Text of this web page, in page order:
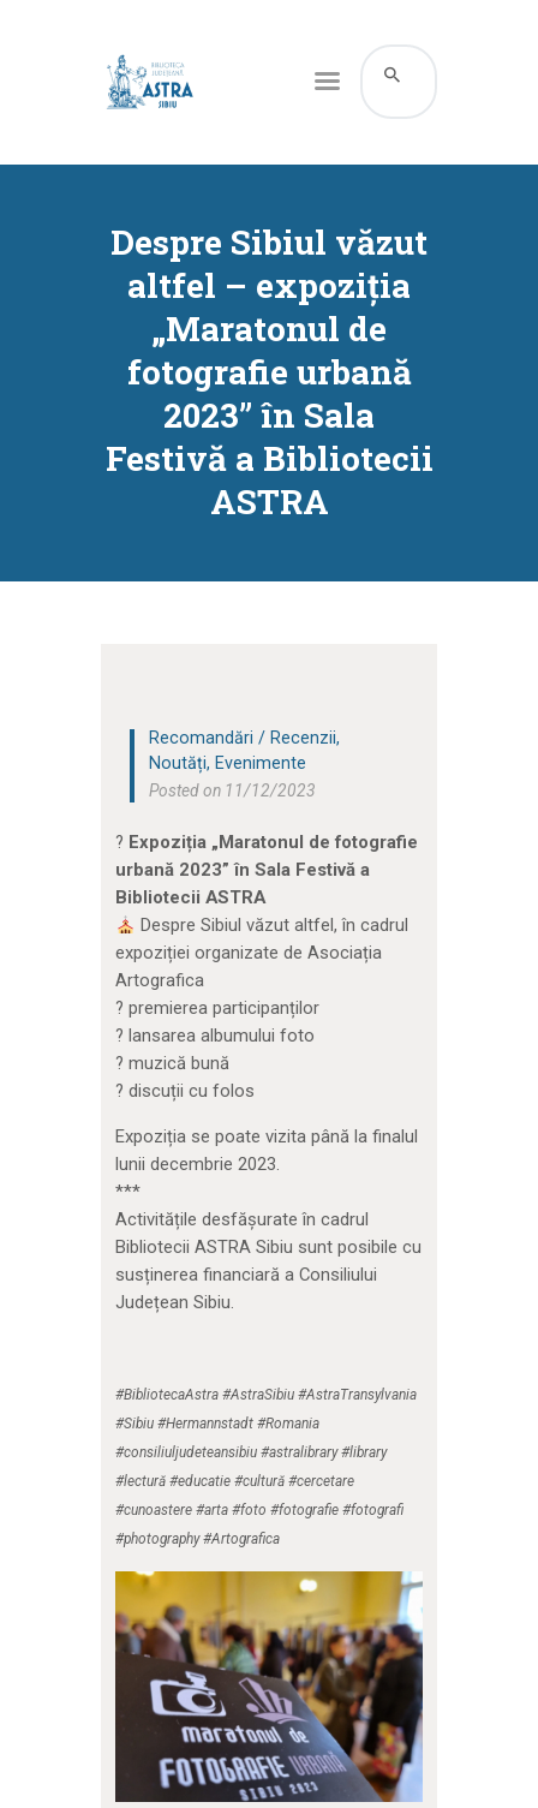
Despre Sibiul văzut
altfel – expoziția
„Maratonul de
fotografie urbană
2023” în Sala
Festivă a Bibliotecii
ASTRA
CATALOG ONLINE
RESURSE
SERVICII
INFORMAȚII UTILE
BLOG
CONTACT
CONTUL MEU
Recomandări / Recenzii,
Noutăți, Evenimente
Posted on 11/12/2023
? Expoziția „Maratonul de fotografie
urbană 2023” în Sala Festivă a
Bibliotecii ASTRA
Despre Sibiul văzut altfel, în cadrul
expoziției organizate de Asociația
Artografica
? premierea participanților
? lansarea albumului foto
? muzică bună
?️ discuții cu folos
Expoziția se poate vizita până la finalul
lunii decembrie 2023.
***
Activitățile desfășurate în cadrul
Bibliotecii ASTRA Sibiu sunt posibile cu
susținerea financiară a Consiliului
Județean Sibiu.
#BibliotecaAstra #AstraSibiu #AstraTransylvania
#Sibiu #Hermannstadt #Romania
#consiliuljudeteansibiu #astralibrary #library
#lectură #educatie #cultură #cercetare
#cunoastere #arta #foto #fotografie #fotografi
#photography #Artografica